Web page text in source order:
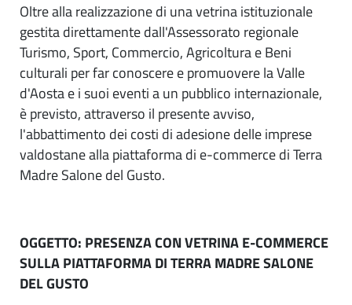
Oltre alla realizzazione di una vetrina istituzionale
gestita direttamente dall'Assessorato regionale
Turismo, Sport, Commercio, Agricoltura e Beni
culturali per far conoscere e promuovere la Valle
d'Aosta e i suoi eventi a un pubblico internazionale,
è previsto, attraverso il presente avviso,
l'abbattimento dei costi di adesione delle imprese
valdostane alla piattaforma di e-commerce di Terra
Madre Salone del Gusto.
OGGETTO: PRESENZA CON VETRINA E-COMMERCE
SULLA PIATTAFORMA DI TERRA MADRE SALONE
DEL GUSTO